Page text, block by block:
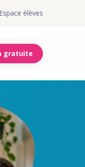
Espace élèves
gratuite